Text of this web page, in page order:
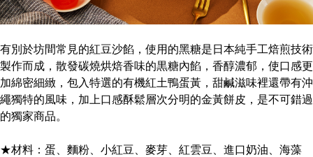
有別於坊間常見的紅豆沙餡，使用的黑糖是日本純手工焙煎技術
製作而成，散發碳燒烘焙香味的黒糖內餡，香醇濃郁，使口感更
加綿密細緻，包入特選的有機紅土鴨蛋黃，甜鹹滋味裡還帶有沖
繩獨特的風味，加上口感酥鬆層次分明的金黃餅皮，是不可錯過
的獨家商品。
★材料：蛋、麵粉、小紅豆、麥芽、紅雲豆、進口奶油、海藻